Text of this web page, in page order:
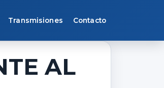
Transmisiones Contacto
AL